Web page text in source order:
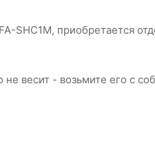
SHC1M, приобретается
весит - возьмите его с